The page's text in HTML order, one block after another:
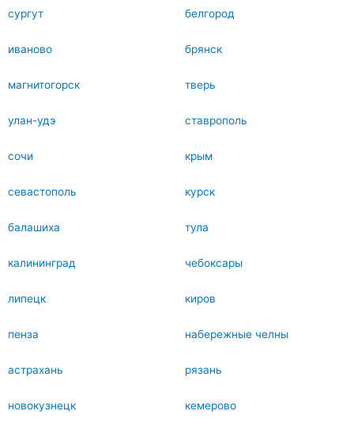
сургут белгород
иваново брянск
магнитогорск тверь
улан-удэ ставрополь
сочи крым
севастополь курск
балашиха тула
калининград чебоксары
липецк киров
пенза набережные челны
астрахань рязань
новокузнецк кемерово